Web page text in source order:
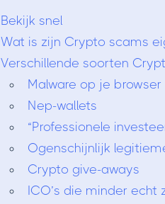
Bekijk snel
Wat is zijn Crypto scams
Verschillende soorten
Malware op je browser
Nep-wallets
“Professionele
Ogenschijnlijk
Crypto give-aways
ICO’s die minder echt